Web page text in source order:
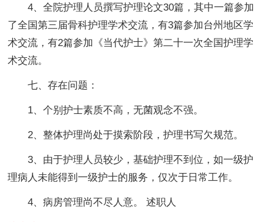
4、全院护理人员撰写护理论文30篇，其中一篇参加
了全国第三届骨科护理学术交流，有3篇参加台州地区学
术交流，有2篇参加《当代护士》第二十一次全国护理学
术交流。
七、存在问题：
1、个别护士素质不高，无菌观念不强。
2、整体护理尚处于摸索阶段，护理书写欠规范。
3、由于护理人员较少，基础护理不到位，如一级护
理病人未能得到一级护士的服务，仅次于日常工作。
4、病房管理尚不尽人意。 述职人